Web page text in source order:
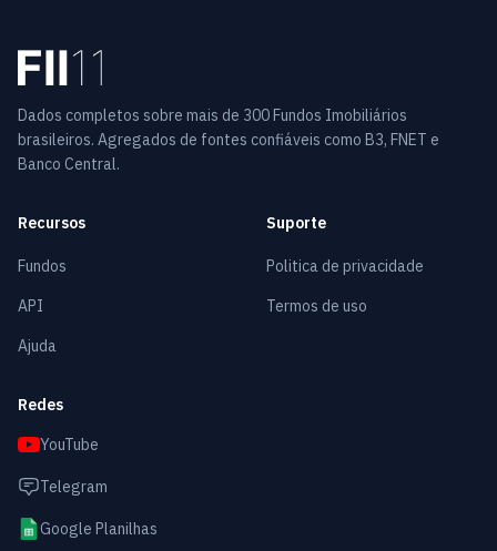
Dados completos sobre mais de 300 Fundos Imobiliários
brasileiros. Agregados de fontes confiáveis como B3, FNET e
Banco Central.
Recursos
Fundos
API
Ajuda
Suporte
Politica de privacidade
Termos de uso
Redes
YouTube
Telegram
Google Planilhas